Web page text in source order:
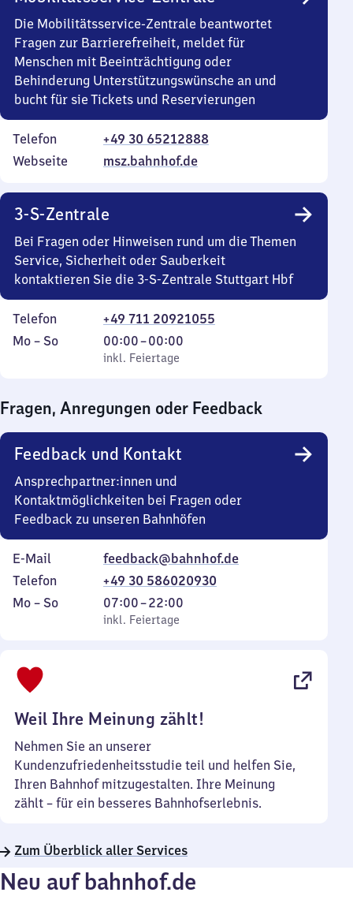
Die Mobilitätsservice-Zentrale beantwortet
Fragen zur Barrierefreiheit, meldet für
Menschen mit Beeinträchtigung oder
Behinderung Unterstützungswünsche an und
bucht für sie Tickets und Reservierungen
Telefon
+49 30 65212888
Webseite
msz.bahnhof.de
3-S-Zentrale
Bei Fragen oder Hinweisen rund um die Themen
Service, Sicherheit oder Sauberkeit
kontaktieren Sie die 3-S-Zentrale Stuttgart Hbf
Telefon
+49 711 20921055
Montag
Mo – So,
inkl. Feiertage
00:00–00:00
Von
0
0
Uhr
inkl. Feiertage
Fragen, Anregungen oder Feedback
Feedback und Kontakt
Ansprechpartner:innen und
Kontaktmöglichkeiten bei Fragen oder
Feedback zu unseren Bahnhöfen
E-Mail
feedback@bahnhof.de
Telefon
+49 30 586020930
Montag
Mo – So,
inkl. Feiertage
07:00–22:00
Von
7
inkl. Feiertage
Weil Ihre Meinung zählt!
Nehmen Sie an unserer
Kundenzufriedenheitsstudie teil und helfen Sie,
Ihren Bahnhof mitzugestalten. Ihre Meinung
zählt – für ein besseres Bahnhofserlebnis.
Zum Überblick aller Services
Neu auf bahnhof.de